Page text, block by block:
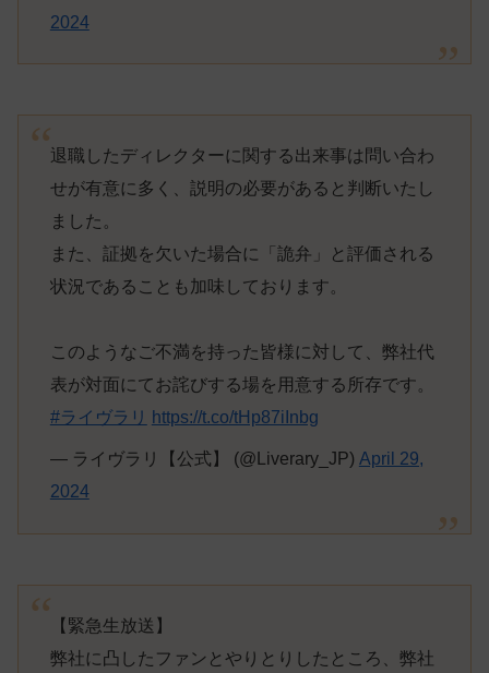
2024
退職したディレクターに関する出来事は問い合わ
せが有意に多く、説明の必要があると判断いたし
ました。
また、証拠を欠いた場合に「詭弁」と評価される
状況であることも加味しております。
このようなご不満を持った皆様に対して、弊社代
表が対面にてお詫びする場を用意する所存です。
#ライヴラリ
https://t.co/tHp87iInbg
— ライヴラリ【公式】 (@Liverary_JP) April 29,
2024
【緊急生放送】
弊社に凸したファンとやりとりしたところ、弊社